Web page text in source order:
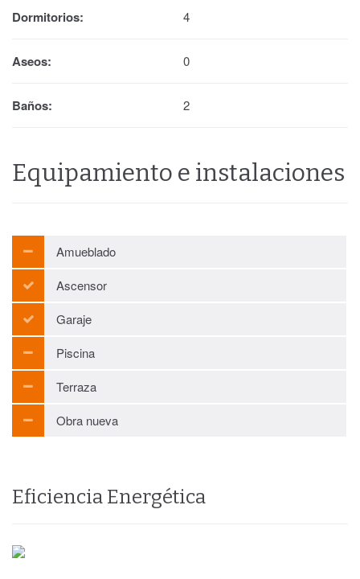
Dormitorios: 4
Aseos: 0
Baños: 2
Equipamiento e instalaciones
Amueblado
Ascensor
Garaje
Piscina
Terraza
Obra nueva
Eficiencia Energética